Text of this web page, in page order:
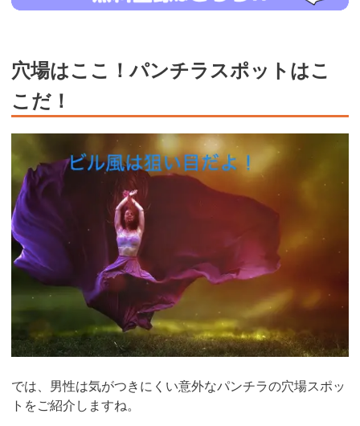
穴場はここ！パンチラスポットはこ
こだ！
では、男性は気がつきにくい意外なパンチラの穴場スポッ
トをご紹介しますね。